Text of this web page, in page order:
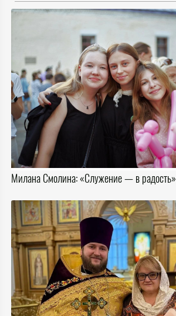
Милана Смолина: «Служение — в радость»